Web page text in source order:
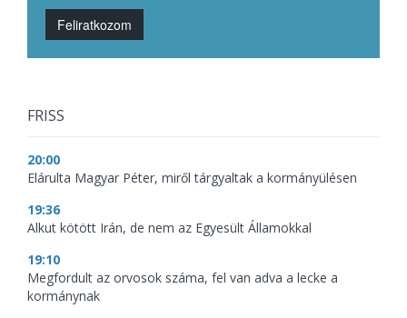
Feliratkozom
FRISS
20:00
Elárulta Magyar Péter, miről tárgyaltak a kormányülésen
19:36
Alkut kötött Irán, de nem az Egyesült Államokkal
19:10
Megfordult az orvosok száma, fel van adva a lecke a
kormánynak